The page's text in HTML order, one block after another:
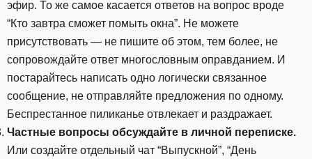
эфир. То же самое касается ответов на вопрос вроде
“Кто завтра сможет помыть окна”. Не можете
присутствовать — не пишите об этом, тем более, не
сопровождайте ответ многословным оправданием. И
постарайтесь написать одно логически связанное
сообщение, не отправляйте предложения по одному.
Беспрестанное пиликанье отвлекает и раздражает.
Частные вопросы обсуждайте в личной переписке.
Или создайте отдельный чат “Выпускной”, “День